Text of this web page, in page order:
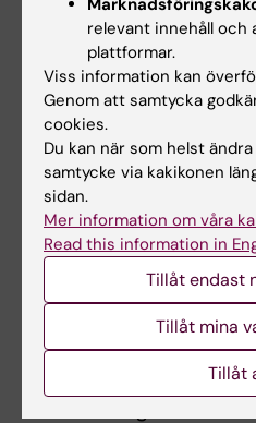
och resulterade i tre
sjukvården och Lean
intresseområden. Just
uppföljniungsprojekt
Ögonkliniken Vrinnevi
verksamhetschef
2013-2016 arbetade
ett arbete
konferens (ODAM/NES)
2014.
För överigt har jag varit
kvalitetsrådet på S:t
patientsäkerhet på
relevant innehåll och
plattformar.
Viss information kan
Genom att samtycka
cookies.
Du kan när som helst
samtycke via kakikonen
sidan.
Mer information om våra
Read this information in
Tillåt endast
Tillåt mina
Tillåt